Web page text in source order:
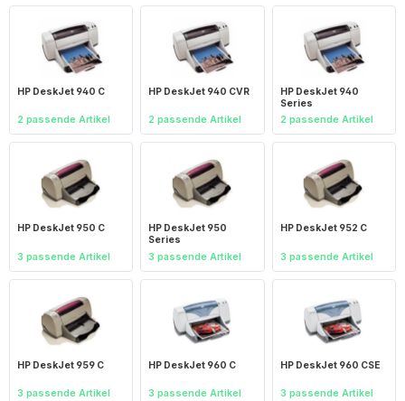
HP DeskJet 940 C
2 passende Artikel
HP DeskJet 940 CVR
2 passende Artikel
HP DeskJet 940
Series
2 passende Artikel
HP DeskJet 950 C
3 passende Artikel
HP DeskJet 950
Series
3 passende Artikel
HP DeskJet 952 C
3 passende Artikel
HP DeskJet 959 C
3 passende Artikel
HP DeskJet 960 C
3 passende Artikel
HP DeskJet 960 CSE
3 passende Artikel